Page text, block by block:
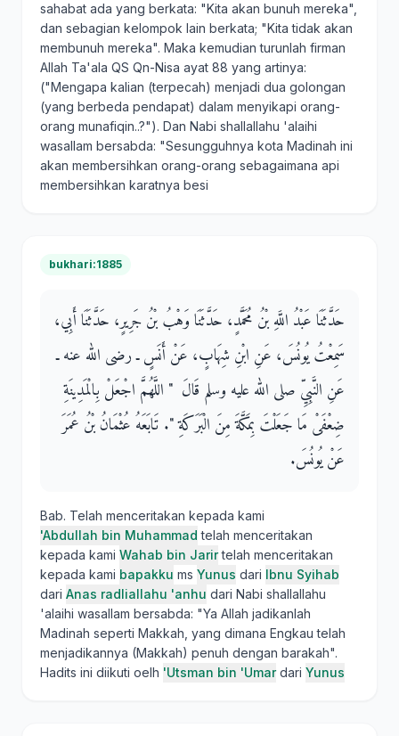
sahabat ada yang berkata: "Kita akan bunuh mereka",
dan sebagian kelompok lain berkata; "Kita tidak akan
membunuh mereka". Maka kemudian turunlah firman
Allah Ta'ala QS Qn-Nisa ayat 88 yang artinya:
("Mengapa kalian (terpecah) menjadi dua golongan
(yang berbeda pendapat) dalam menyikapi orang-
orang munafiqin..?"). Dan Nabi shallallahu 'alaihi
wasallam bersabda: "Sesungguhnya kota Madinah ini
akan membersihkan orang-orang sebagaimana api
membersihkan karatnya besi
bukhari:1885
حَدَّثَنَا عَبْدُ اللَّهِ بْنُ مُحَمَّدٍ، حَدَّثَنَا وَهْبُ بْنُ جَرِيرٍ، حَدَّثَنَا أَبِي،
سَمِعْتُ يُونُسَ، عَنِ ابْنِ شِهَابٍ، عَنْ أَنَسٍ ـ رضى الله عنه ـ
عَنِ النَّبِيِّ صلى الله عليه وسلم قَالَ ‏ "‏ اللَّهُمَّ اجْعَلْ بِالْمَدِينَةِ
ضِعْفَىْ مَا جَعَلْتَ بِمَكَّةَ مِنَ الْبَرَكَةِ ‏"‏‏.‏ تَابَعَهُ عُثْمَانُ بْنُ عُمَرَ
عَنْ يُونُسَ‏.‏
Bab. Telah menceritakan kepada kami
'Abdullah bin Muhammad telah menceritakan
kepada kami Wahab bin Jarirtelah menceritakan
kepada kami bapakku ms Yunus dari Ibnu Syihab
dari Anas radliallahu 'anhu dari Nabi shallallahu
'alaihi wasallam bersabda: "Ya Allah jadikanlah
Madinah seperti Makkah, yang dimana Engkau telah
menjadikannya (Makkah) penuh dengan barakah".
Hadits ini diikuti oelh 'Utsman bin 'Umardari Yunus